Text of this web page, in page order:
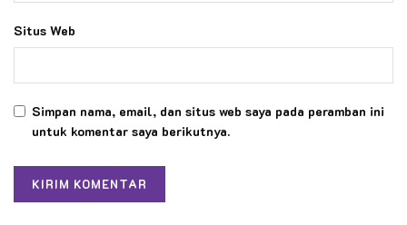
Situs Web
Simpan nama, email, dan situs web saya pada peramban ini
untuk komentar saya berikutnya.